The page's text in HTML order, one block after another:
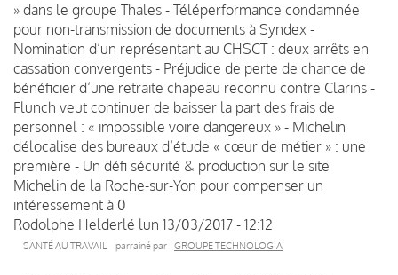
» dans le groupe Thales - Téléperformance condamnée
pour non-transmission de documents à Syndex -
Nomination d’un représentant au CHSCT : deux arrêts en
cassation convergents - Préjudice de perte de chance de
bénéficier d’une retraite chapeau reconnu contre Clarins -
Flunch veut continuer de baisser la part des frais de
personnel : « impossible voire dangereux » - Michelin
délocalise des bureaux d’étude « cœur de métier » : une
première - Un défi sécurité & production sur le site
Michelin de la Roche-sur-Yon pour compenser un
intéressement à 0
Rodolphe Helderlé lun 13/03/2017 - 12:12
SANTÉ AU TRAVAIL parrainé par GROUPE TECHNOLOGIA